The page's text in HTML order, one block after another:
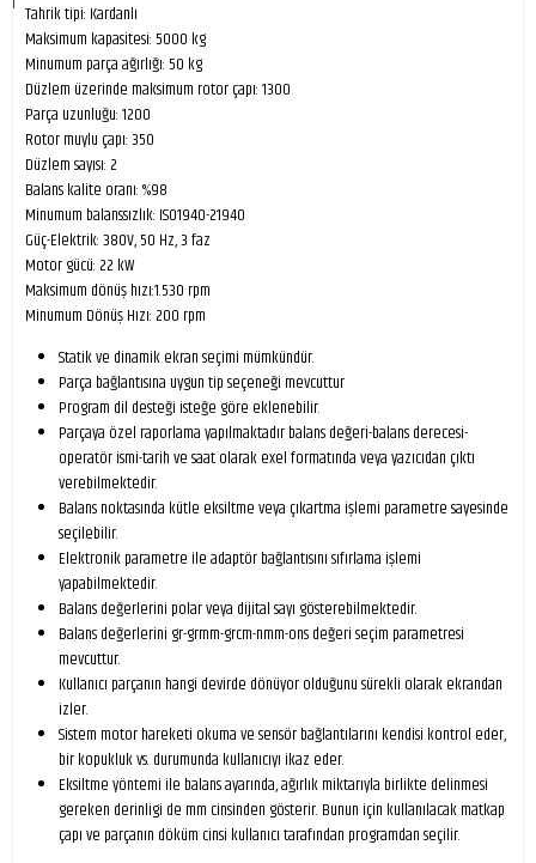
Tahrik tipi: Kardanlı
Maksimum kapasitesi: 5000 kg
Minumum parça ağırlığı: 50 kg
Düzlem üzerinde maksimum rotor çapı: 1300
Parça uzunluğu: 1200
Rotor muylu çapı: 350
Düzlem sayısı: 2
Balans kalite oranı: %98
Minumum balanssızlık: ISO1940-21940
Güç-Elektrik: 380V, 50 Hz, 3 faz
Motor gücü: 22 kW
Maksimum dönüş hızı:1.530 rpm
Minumum Dönüş Hızı: 200 rpm
Statik ve dinamik ekran seçimi mümkündür.
Parça bağlantısına uygun tip seçeneği mevcuttur
Program dil desteği isteğe göre eklenebilir.
Parçaya özel raporlama yapılmaktadır balans değeri-balans derecesi-
operatör ismi-tarih ve saat olarak exel formatında veya yazıcıdan çıktı
verebilmektedir.
Balans noktasında kütle eksiltme veya çıkartma işlemi parametre sayesinde
seçilebilir.
Elektronik parametre ile adaptör bağlantısını sıfırlama işlemi
yapabilmektedir.
Balans değerlerini polar veya dijital sayı gösterebilmektedir.
Balans değerlerini gr-grmm-grcm-nmm-ons değeri seçim parametresi
mevcuttur.
Kullanıcı parçanın hangi devirde dönüyor olduğunu sürekli olarak ekrandan
izler.
Sistem motor hareketi okuma ve sensör bağlantılarını kendisi kontrol eder,
bir kopukluk vs. durumunda kullanıcıyı ikaz eder.
Eksiltme yöntemi ile balans ayarında, ağırlık miktarıyla birlikte delinmesi
gereken derinligi de mm cinsinden gösterir. Bunun için kullanılacak matkap
çapı ve parçanın döküm cinsi kullanıcı tarafından programdan seçilir.